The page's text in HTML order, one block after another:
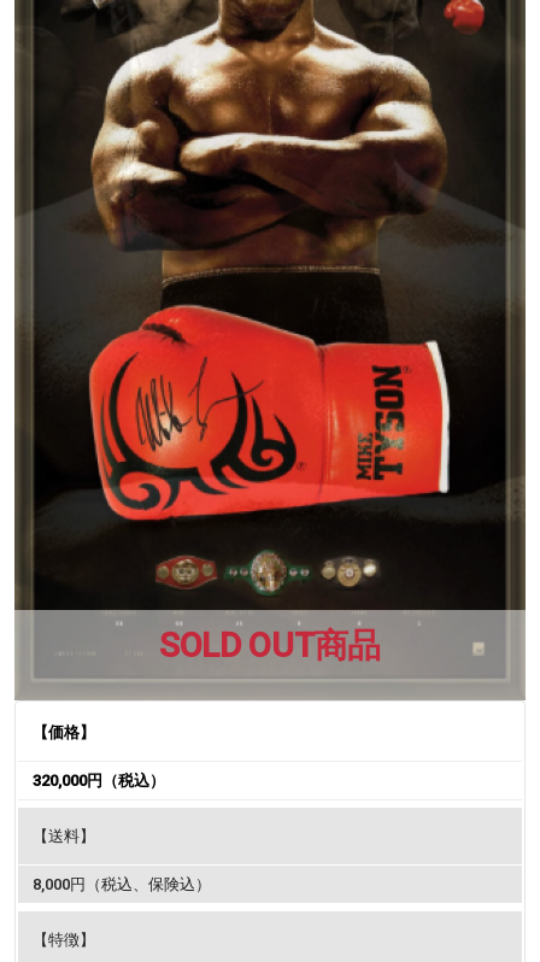
SOLD OUT商品
【価格】
320,000円（税込）
【送料】
8,000円（税込、保険込）
【特徴】